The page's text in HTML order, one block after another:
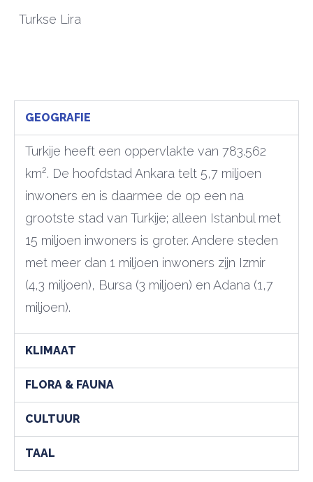
Turkse Lira
GEOGRAFIE
Turkije heeft een oppervlakte van 783.562
km². De hoofdstad Ankara telt 5,7 miljoen
inwoners en is daarmee de op een na
grootste stad van Turkije; alleen Istanbul met
15 miljoen inwoners is groter. Andere steden
met meer dan 1 miljoen inwoners zijn Izmir
(4,3 miljoen), Bursa (3 miljoen) en Adana (1,7
miljoen).
KLIMAAT
FLORA & FAUNA
CULTUUR
TAAL